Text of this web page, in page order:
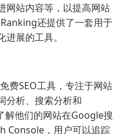
网站内容等，以提高网站
还提供了一套用于
展的工具。
费SEO工具，专注于网站
分析、搜索分析和
解他们的网站在Google搜
Console，用户可以追踪